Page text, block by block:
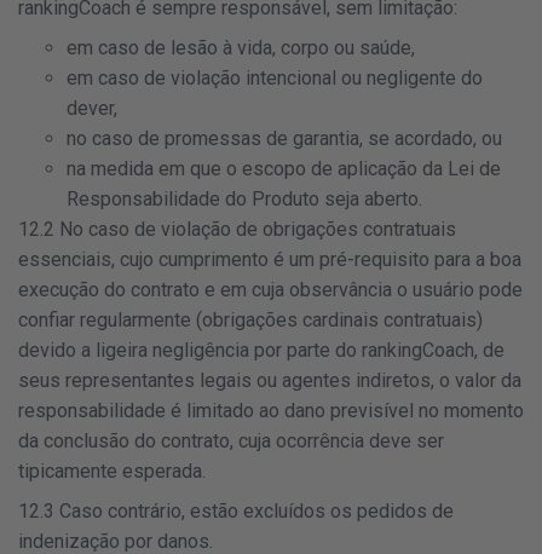
rankingCoach é sempre responsável, sem limitação:
em caso de lesão à vida, corpo ou saúde,
em caso de violação intencional ou negligente do
dever,
no caso de promessas de garantia, se acordado, ou
na medida em que o escopo de aplicação da Lei de
Responsabilidade do Produto seja aberto.
12.2 No caso de violação de obrigações contratuais
essenciais, cujo cumprimento é um pré-requisito para a boa
execução do contrato e em cuja observância o usuário pode
confiar regularmente (obrigações cardinais contratuais)
devido a ligeira negligência por parte do rankingCoach, de
seus representantes legais ou agentes indiretos, o valor da
responsabilidade é limitado ao dano previsível no momento
da conclusão do contrato, cuja ocorrência deve ser
tipicamente esperada.
12.3 Caso contrário, estão excluídos os pedidos de
indenização por danos.